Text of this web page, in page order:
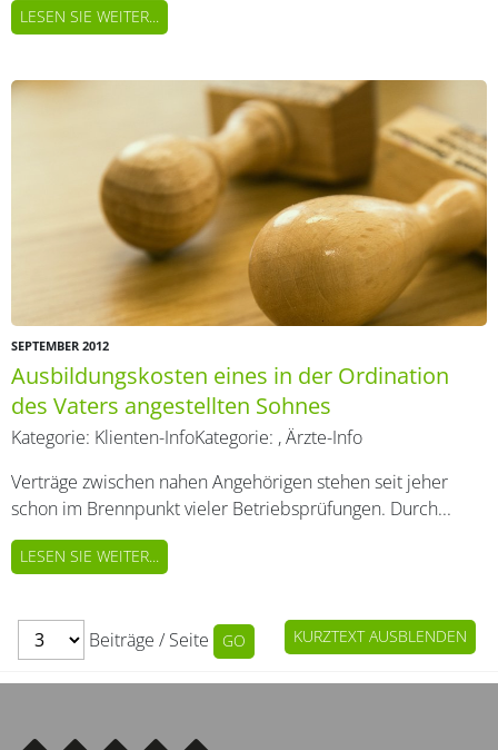
LESEN SIE WEITER...
SEPTEMBER 2012
Ausbildungskosten eines in der Ordination
des Vaters angestellten Sohnes
Kategorie: Klienten-InfoKategorie: ,Ärzte-Info
Verträge zwischen nahen Angehörigen stehen seit jeher
schon im Brennpunkt vieler Betriebsprüfungen. Durch...
LESEN SIE WEITER...
Beiträge / Seite KURZTEXT AUSBLENDEN